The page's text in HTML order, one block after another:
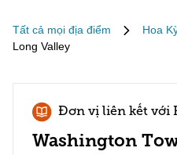
Tất cả mọi địa điểm Hoa
Long Valley
Đơn vị liên kết với
Washington